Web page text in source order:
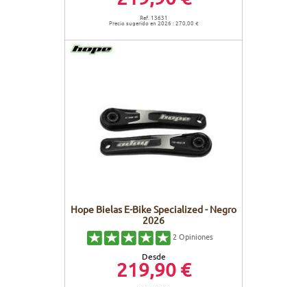
Ref. 13631
Precio sugerido en 2026 : 270,00 €
Hope Bielas E-Bike Specialized - Negro
2026
2 Opiniones
Desde
219,90 €